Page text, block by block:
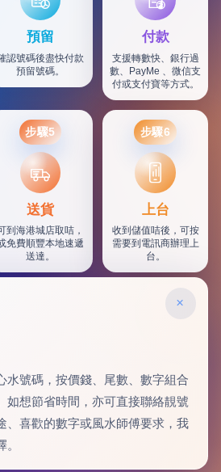
預留
認號碼後盡快付款
預留號碼。
付款
支援轉數快、銀行過
數、PayMe 、微信支
付或支付寶等方式。
步驟5
SF
送貨
到海港城店取咭，
免費順豐本地速遞
送達。
步驟6
上台
收到儲值咭後，可按
需要到電訊商辦理上
台。
×
水號碼，按價錢、尾數、數字組合
如想節省時間，亦可直接聯絡靚號
、喜歡的數字或風水師傅要求，我